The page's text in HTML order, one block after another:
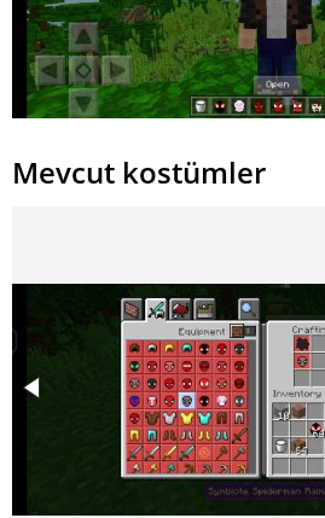
Mevcut kostümler